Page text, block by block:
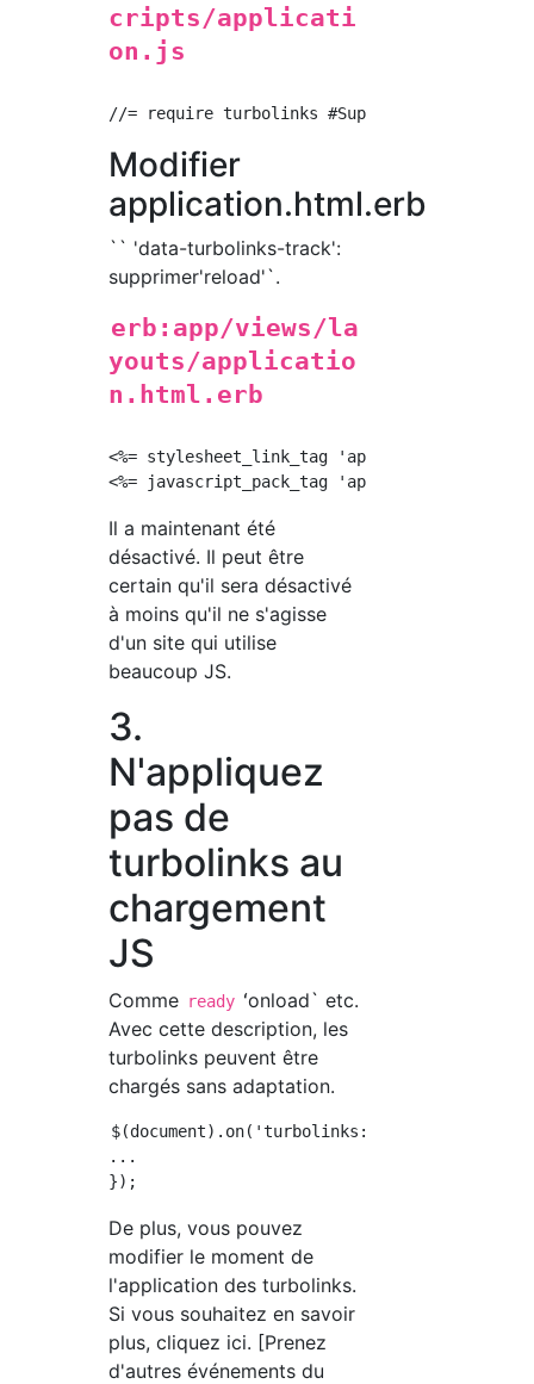
cripts/applicati
on.js
Modifier
application.html.erb
`` 'data-turbolinks-track':
supprimer'reload'`.
erb:app/views/la
youts/applicatio
n.html.erb
<%= stylesheet_link_tag 'application',
Il a maintenant été
désactivé. Il peut être
certain qu'il sera désactivé
à moins qu'il ne s'agisse
d'un site qui utilise
beaucoup JS.
3.
N'appliquez
pas de
turbolinks au
chargement
JS
Comme ready ʻonload` etc.
Avec cette description, les
turbolinks peuvent être
chargés sans adaptation.
$(document).on('turbolinks:load', function
...
De plus, vous pouvez
modifier le moment de
l'application des turbolinks.
Si vous souhaitez en savoir
plus, cliquez ici. [Prenez
d'autres événements du